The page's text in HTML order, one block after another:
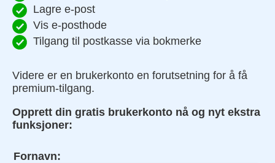
Lagre e-post
Vis e-posthode
Tilgang til postkasse via bokmerke
Videre er en brukerkonto en forutsetning for å få
premium-tilgang.
Opprett din gratis brukerkonto nå og nyt ekstra
funksjoner:
Fornavn: